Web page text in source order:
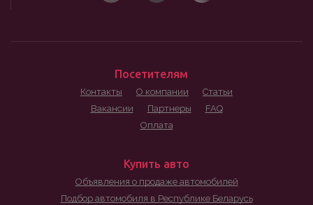
Посетителям
Контакты О компании
Статьи
Вакансии
Партнеры
FAQ
Оплата
Купить авто
Объявления о продаже автомобилей
Подбор автомобиля в Республике Беларусь